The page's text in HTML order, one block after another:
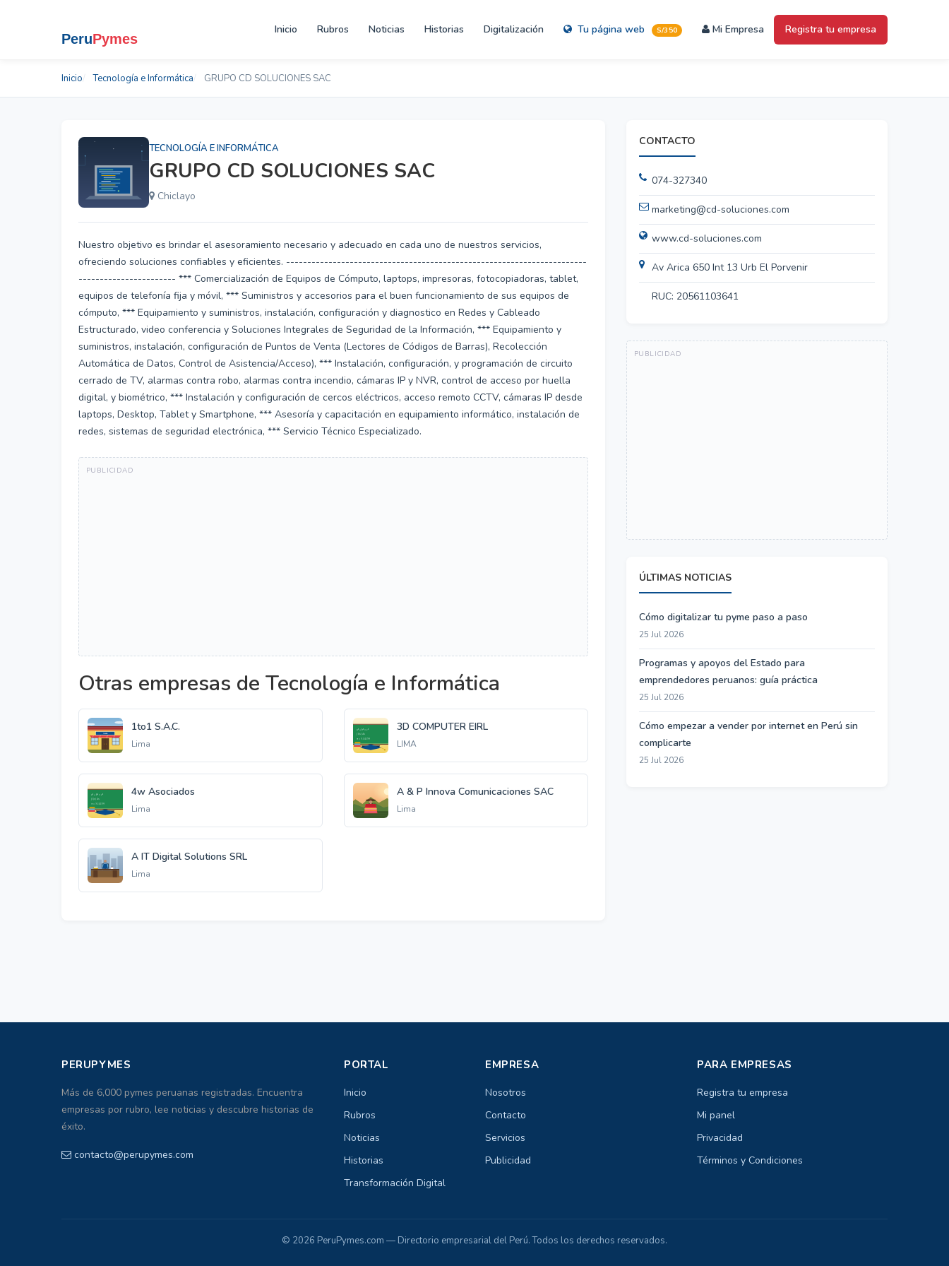
Inicio Rubros Noticias Historias Digitalización Tu página web S/350 Mi Empresa Registra tu empresa
Inicio Tecnología e Informática GRUPO CD SOLUCIONES SAC
TECNOLOGÍA E INFORMÁTICA
GRUPO CD SOLUCIONES SAC
Chiclayo
Nuestro objetivo es brindar el asesoramiento necesario y adecuado en cada uno de nuestros servicios,
ofreciendo soluciones confiables y eficientes. -----------------------------------------------------------------------
----------------------- *** Comercialización de Equipos de Cómputo, laptops, impresoras, fotocopiadoras, tablet,
equipos de telefonía fija y móvil, *** Suministros y accesorios para el buen funcionamiento de sus equipos de
cómputo, *** Equipamiento y suministros, instalación, configuración y diagnostico en Redes y Cableado
Estructurado, video conferencia y Soluciones Integrales de Seguridad de la Información, *** Equipamiento y
suministros, instalación, configuración de Puntos de Venta (Lectores de Códigos de Barras), Recolección
Automática de Datos, Control de Asistencia/Acceso), *** Instalación, configuración, y programación de circuito
cerrado de TV, alarmas contra robo, alarmas contra incendio, cámaras IP y NVR, control de acceso por huella
digital, y biométrico, *** Instalación y configuración de cercos eléctricos, acceso remoto CCTV, cámaras IP desde
laptops, Desktop, Tablet y Smartphone, *** Asesoría y capacitación en equipamiento informático, instalación de
redes, sistemas de seguridad electrónica, *** Servicio Técnico Especializado.
Otras empresas de Tecnología e Informática
1to1 S.A.C.
Lima
3D COMPUTER EIRL
LIMA
4w Asociados
Lima
A & P Innova Comunicaciones SAC
Lima
A IT Digital Solutions SRL
Lima
CONTACTO
074-327340
marketing@cd-soluciones.com
www.cd-soluciones.com
Av Arica 650 Int 13 Urb El Porvenir
RUC: 20561103641
ÚLTIMAS NOTICIAS
Cómo digitalizar tu pyme paso a paso
25 Jul 2026
Programas y apoyos del Estado para
emprendedores peruanos: guía práctica
25 Jul 2026
Cómo empezar a vender por internet en Perú sin
complicarte
25 Jul 2026
PERUPYMES
Más de 6,000 pymes peruanas registradas. Encuentra
empresas por rubro, lee noticias y descubre historias de
éxito.
contacto@perupymes.com
PORTAL
Inicio
Rubros
Noticias
Historias
Transformación Digital
EMPRESA
Nosotros
Contacto
Servicios
Publicidad
PARA EMPRESAS
Registra tu empresa
Mi panel
Privacidad
Términos y Condiciones
© 2026 PeruPymes.com — Directorio empresarial del Perú. Todos los derechos reservados.